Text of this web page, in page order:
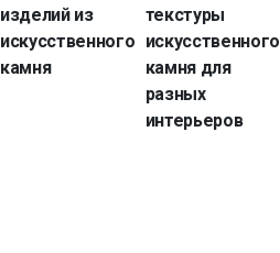
изделий из
искусственного
камня
текстуры
искусственного
камня для
разных
интерьеров